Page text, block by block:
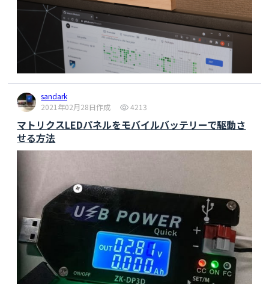
sandark
2021年02月28日作成
4213
マトリクスLEDパネルをモバイルバッテリーで駆動さ
せる方法